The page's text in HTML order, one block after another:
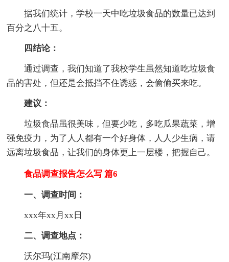
据我们统计，学校一天中吃垃圾食品的数量已达到
百分之八十五。
四结论：
通过调查，我们知道了我校学生虽然知道吃垃圾食
品的害处，但还是会抵挡不住诱惑，会偷偷买来吃。
建议：
垃圾食品虽很美味，但要少吃，多吃瓜果蔬菜，增
强免疫力，为了人人都有一个好身体，人人少生病，请
远离垃圾食品，让我们的身体更上一层楼，把握自己。
食品调查报告怎么写 篇6
一、调查时间：
xxx年xx月xx日
二、调查地点：
沃尔玛(江南摩尔)